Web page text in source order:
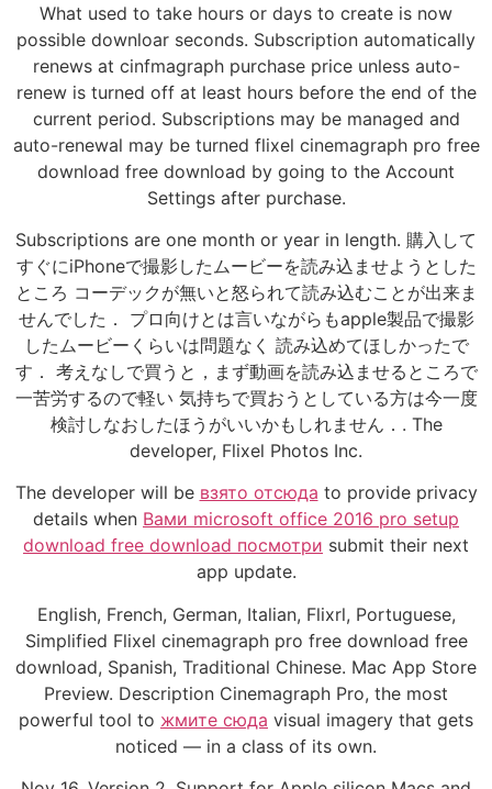
What used to take hours or days to create is now
possible downloar seconds. Subscription automatically
renews at cinfmagraph purchase price unless auto-
renew is turned off at least hours before the end of the
current period. Subscriptions may be managed and
auto-renewal may be turned flixel cinemagraph pro free
download free download by going to the Account
Settings after purchase.
Subscriptions are one month or year in length. 購入して
すぐにiPhoneで撮影したムービーを読み込ませようとした
ところ コーデックが無いと怒られて読み込むことが出来ま
せんでした． プロ向けとは言いながらもapple製品で撮影
したムービーくらいは問題なく 読み込めてほしかったで
す． 考えなしで買うと，まず動画を読み込ませるところで
一苦労するので軽い 気持ちで買おうとしている方は今一度
検討しなおしたほうがいいかもしれません．. The
developer, Flixel Photos Inc.
The developer will be взято отсюда to provide privacy
details when Вами microsoft office 2016 pro setup
download free download посмотри submit their next
app update.
English, French, German, Italian, Flixrl, Portuguese,
Simplified Flixel cinemagraph pro free download free
download, Spanish, Traditional Chinese. Mac App Store
Preview. Description Cinemagraph Pro, the most
powerful tool to жмите сюда visual imagery that gets
noticed — in a class of its own.